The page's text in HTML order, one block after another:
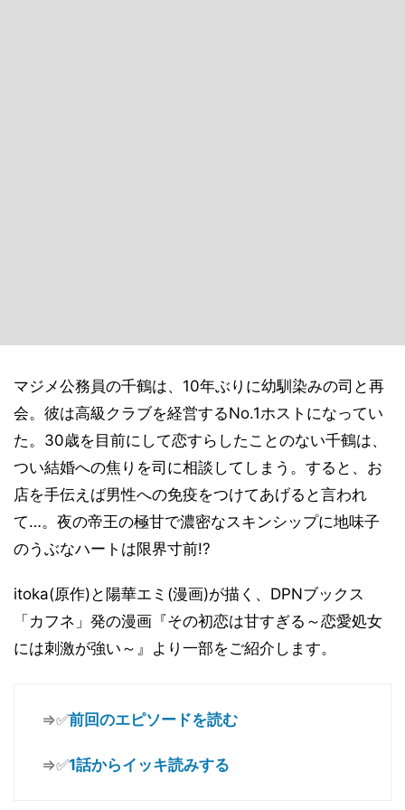
マジメ公務員の千鶴は、10年ぶりに幼馴染みの司と再
会。彼は高級クラブを経営するNo.1ホストになってい
た。30歳を目前にして恋すらしたことのない千鶴は、
つい結婚への焦りを司に相談してしまう。すると、お
店を手伝えば男性への免疫をつけてあげると言われ
て…。夜の帝王の極甘で濃密なスキンシップに地味子
のうぶなハートは限界寸前!?
itoka(原作)と陽華エミ(漫画)が描く、DPNブックス
「カフネ」発の漫画『その初恋は甘すぎる～恋愛処女
には刺激が強い～』より一部をご紹介します。
⇒✅前回のエピソードを読む
⇒✅1話からイッキ読みする